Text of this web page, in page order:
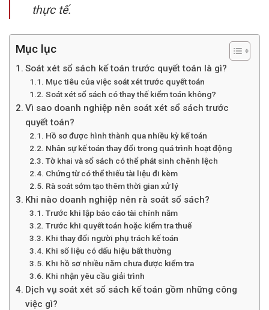
thực tế.
Mục lục
Soát xét sổ sách kế toán trước quyết toán là gì?
Mục tiêu của việc soát xét trước quyết toán
Soát xét sổ sách có thay thế kiểm toán không?
Vì sao doanh nghiệp nên soát xét sổ sách trước
quyết toán?
Hồ sơ được hình thành qua nhiều kỳ kế toán
Nhân sự kế toán thay đổi trong quá trình hoạt động
Tờ khai và sổ sách có thể phát sinh chênh lệch
Chứng từ có thể thiếu tài liệu đi kèm
Rà soát sớm tạo thêm thời gian xử lý
Khi nào doanh nghiệp nên rà soát sổ sách?
Trước khi lập báo cáo tài chính năm
Trước khi quyết toán hoặc kiểm tra thuế
Khi thay đổi người phụ trách kế toán
Khi số liệu có dấu hiệu bất thường
Khi hồ sơ nhiều năm chưa được kiểm tra
Khi nhận yêu cầu giải trình
Dịch vụ soát xét sổ sách kế toán gồm những công
việc gì?